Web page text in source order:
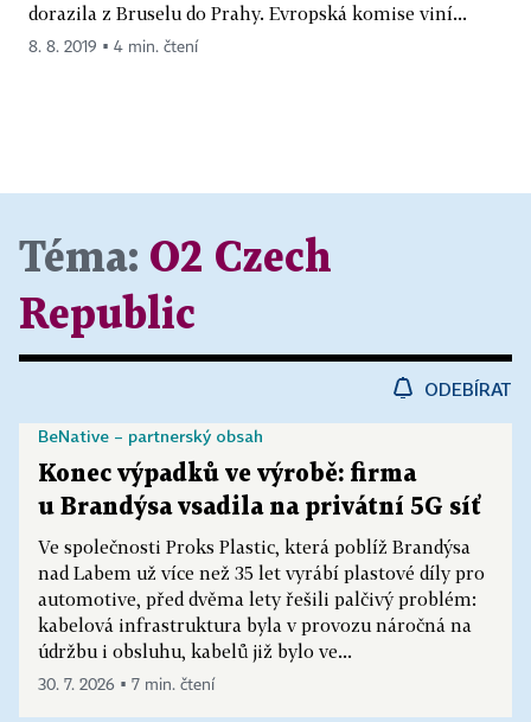
dorazila z Bruselu do Prahy. Evropská komise viní...
8. 8. 2019 ▪ 4 min. čtení
Téma: O2 Czech
Republic
ODEBÍRAT
Konec výpadků ve výrobě: firma
u Brandýsa vsadila na privátní 5G síť
Ve společnosti Proks Plastic, která poblíž Brandýsa
nad Labem už více než 35 let vyrábí plastové díly pro
automotive, před dvěma lety řešili palčivý problém:
kabelová infrastruktura byla v provozu náročná na
údržbu i obsluhu, kabelů již bylo ve...
BeNative – partnerský obsah
30. 7. 2026 ▪ 7 min. čtení